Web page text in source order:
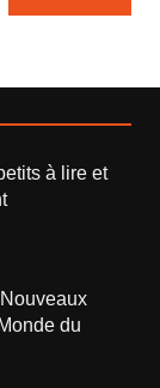
à lire et
du